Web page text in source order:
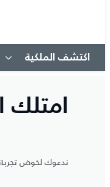
اكتشف الملكية
امتلك
ندعوك لخوض تجربة